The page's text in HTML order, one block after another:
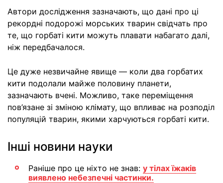
Автори дослідження зазначають, що дані про ці
рекордні подорожі морських тварин свідчать про
те, що горбаті кити можуть плавати набагато далі,
ніж передбачалося.
Це дуже незвичайне явище — коли два горбатих
кити подолали майже половину планети,
зазначають вчені. Можливо, таке переміщення
пов’язане зі зміною клімату, що впливає на розподіл
популяцій тварин, якими харчуються горбаті кити.
Інші новини науки
Раніше про це ніхто не знав: у тілах їжаків
виявлено небезпечні частинки.